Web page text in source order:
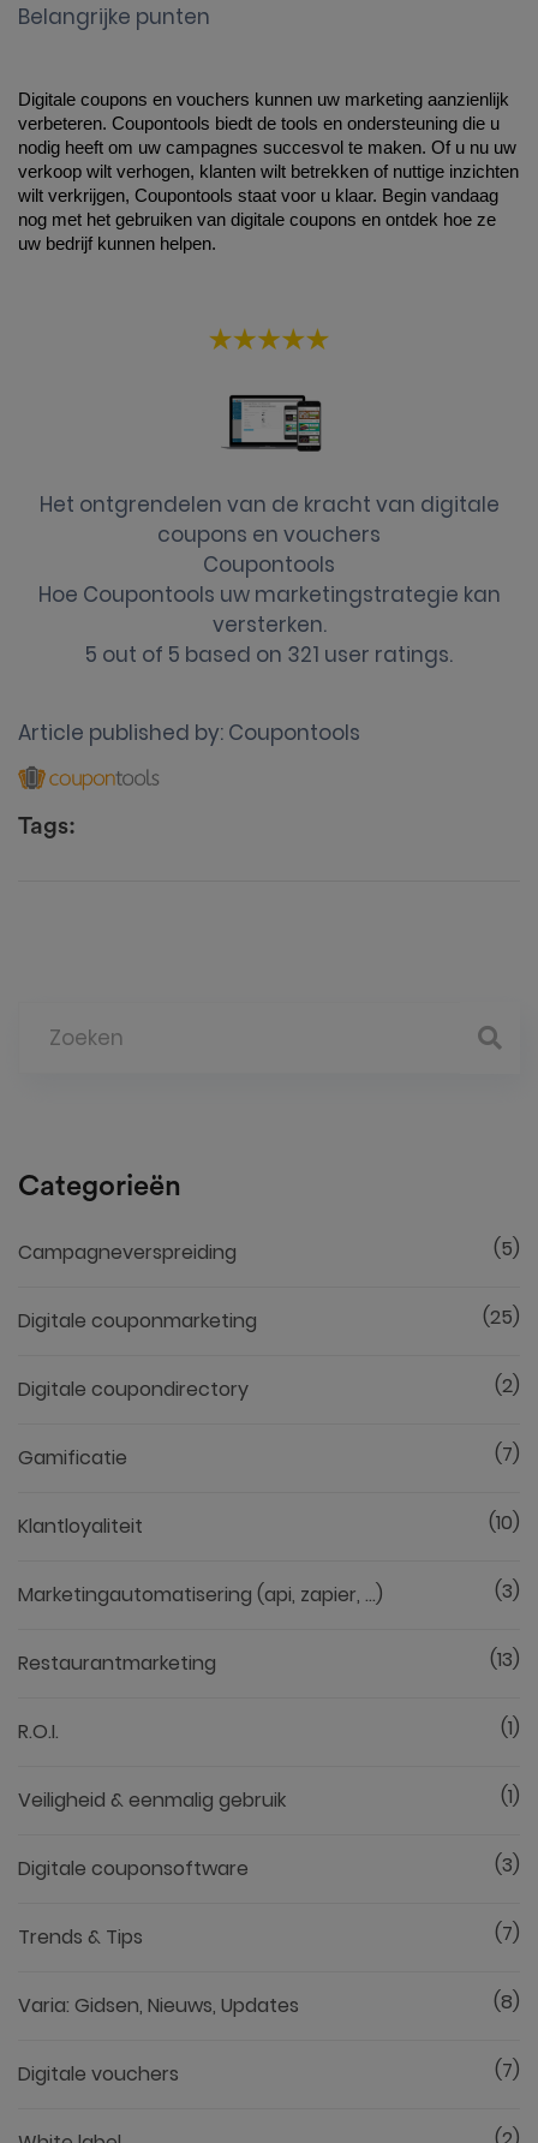
Belangrijke punten
Digitale coupons en vouchers kunnen uw marketing aanzienlijk
verbeteren. Coupontools biedt de tools en ondersteuning die u
nodig heeft om uw campagnes succesvol te maken. Of u nu uw
verkoop wilt verhogen, klanten wilt betrekken of nuttige inzichten
wilt verkrijgen, Coupontools staat voor u klaar. Begin vandaag
nog met het gebruiken van digitale coupons en ontdek hoe ze
uw bedrijf kunnen helpen.
Het ontgrendelen van de kracht van digitale
coupons en vouchers
Coupontools
Hoe Coupontools uw marketingstrategie kan
versterken.
5 out of 5 based on 321 user ratings.
Article published by: Coupontools
Tags:
Categorieën
Campagneverspreiding (5)
Digitale couponmarketing (25)
Digitale coupondirectory (2)
Gamificatie (7)
Klantloyaliteit (10)
Marketingautomatisering (api, zapier, ...) (3)
Restaurantmarketing (13)
R.O.I. (1)
Veiligheid & eenmalig gebruik (1)
Digitale couponsoftware (3)
Trends & Tips (7)
Varia: Gidsen, Nieuws, Updates (8)
Digitale vouchers (7)